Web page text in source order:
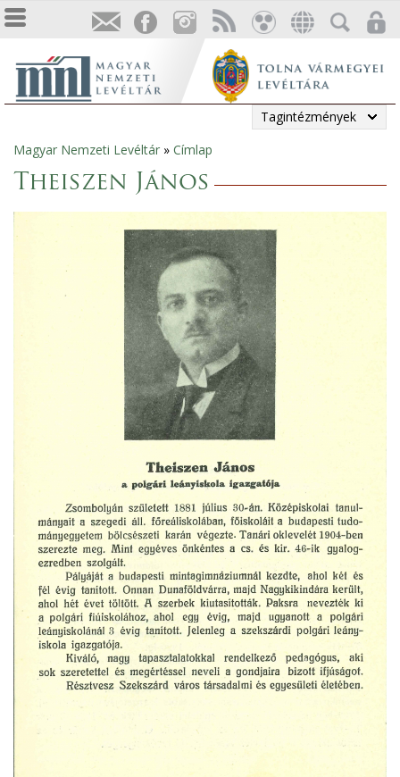
Tagintézmények
Jelenlegi
hely
Magyar Nemzeti Levéltár » Címlap
Theiszen János